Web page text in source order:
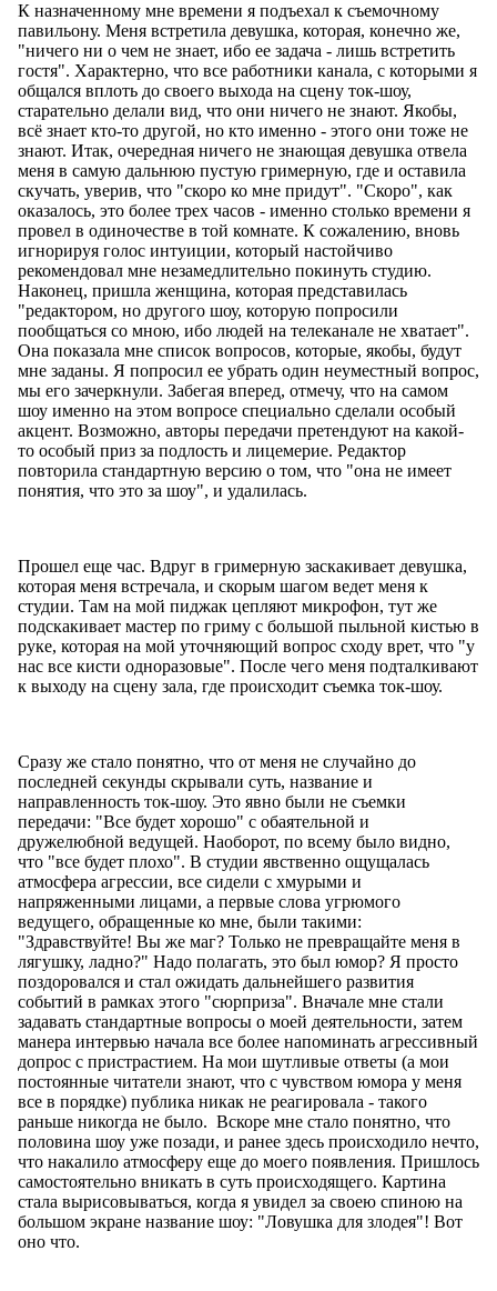
К назначенному мне времени я подъехал к съемочному
павильону. Меня встретила девушка, которая, конечно же,
"ничего ни о чем не знает, ибо ее задача - лишь встретить
гостя". Характерно, что все работники канала, с которыми я
общался вплоть до своего выхода на сцену ток-шоу,
старательно делали вид, что они ничего не знают. Якобы,
всё знает кто-то другой, но кто именно - этого они тоже не
знают. Итак, очередная ничего не знающая девушка отвела
меня в самую дальнюю пустую гримерную, где и оставила
скучать, уверив, что "скоро ко мне придут". "Скоро", как
оказалось, это более трех часов - именно столько времени я
провел в одиночестве в той комнате. К сожалению, вновь
игнорируя голос интуиции, который настойчиво
рекомендовал мне незамедлительно покинуть студию.
Наконец, пришла женщина, которая представилась
"редактором, но другого шоу, которую попросили
пообщаться со мною, ибо людей на телеканале не хватает".
Она показала мне список вопросов, которые, якобы, будут
мне заданы. Я попросил ее убрать один неуместный вопрос,
мы его зачеркнули. Забегая вперед, отмечу, что на самом
шоу именно на этом вопросе специально сделали особый
акцент. Возможно, авторы передачи претендуют на какой-
то особый приз за подлость и лицемерие. Редактор
повторила стандартную версию о том, что "она не имеет
понятия, что это за шоу", и удалилась.
Прошел еще час. Вдруг в гримерную заскакивает девушка,
которая меня встречала, и скорым шагом ведет меня к
студии. Там на мой пиджак цепляют микрофон, тут же
подскакивает мастер по гриму с большой пыльной кистью в
руке, которая на мой уточняющий вопрос сходу врет, что "у
нас все кисти одноразовые". После чего меня подталкивают
к выходу на сцену зала, где происходит съемка ток-шоу.
Сразу же стало понятно, что от меня не случайно до
последней секунды скрывали суть, название и
направленность ток-шоу. Это явно были не съемки
передачи: "Все будет хорошо" с обаятельной и
дружелюбной ведущей. Наоборот, по всему было видно,
что "все будет плохо". В студии явственно ощущалась
атмосфера агрессии, все сидели с хмурыми и
напряженными лицами, а первые слова угрюмого
ведущего, обращенные ко мне, были такими:
"Здравствуйте! Вы же маг? Только не превращайте меня в
лягушку, ладно?" Надо полагать, это был юмор? Я просто
поздоровался и стал ожидать дальнейшего развития
событий в рамках этого "сюрприза". Вначале мне стали
задавать стандартные вопросы о моей деятельности, затем
манера интервью начала все более напоминать агрессивный
допрос с пристрастием. На мои шутливые ответы (а мои
постоянные читатели знают, что с чувством юмора у меня
все в порядке) публика никак не реагировала - такого
раньше никогда не было. Вскоре мне стало понятно, что
половина шоу уже позади, и ранее здесь происходило нечто,
что накалило атмосферу еще до моего появления. Пришлось
самостоятельно вникать в суть происходящего. Картина
стала вырисовываться, когда я увидел за своею спиною на
большом экране название шоу: "Ловушка для злодея"! Вот
оно что.